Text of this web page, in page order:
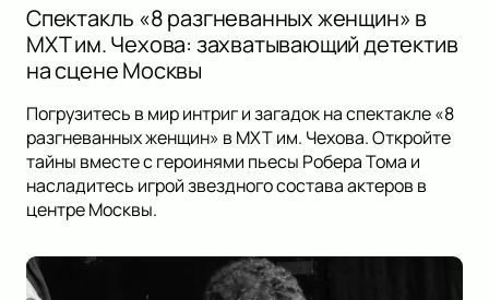
Спектакль «8 разгневанных женщин» в
МХТ им. Чехова: захватывающий детектив
на сцене Москвы
Погрузитесь в мир интриг и загадок на спектакле «8
разгневанных женщин» в МХТ им. Чехова. Откройте
тайны вместе с героинями пьесы Робера Тома и
насладитесь игрой звездного состава актеров в
центре Москвы.